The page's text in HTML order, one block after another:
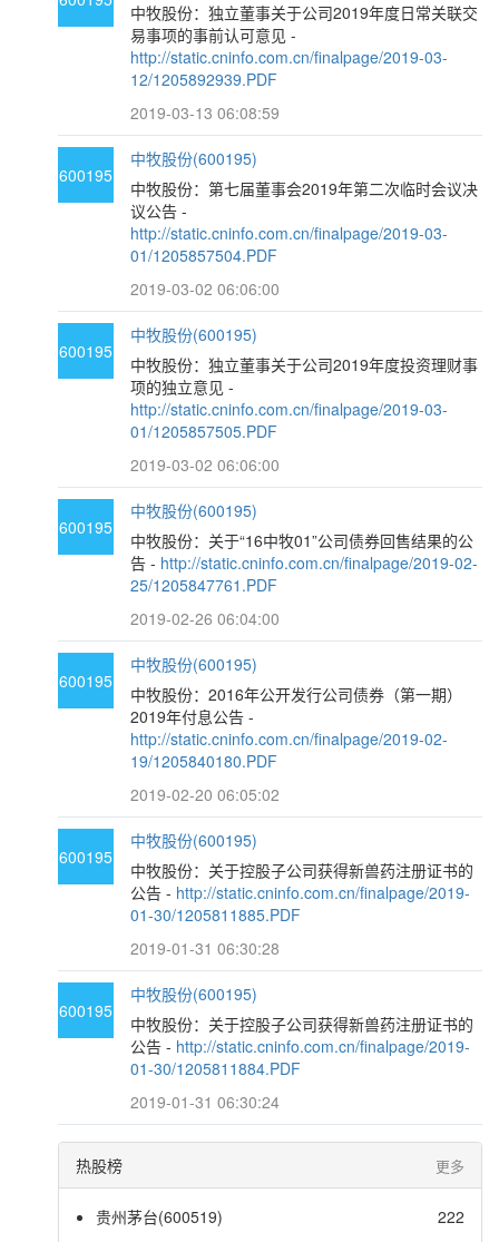
中牧股份：独立董事关于公司2019年度日常关联交
易事项的事前认可意见 -
http://static.cninfo.com.cn/finalpage/2019-03-
12/1205892939.PDF
2019-03-13 06:08:59
600195
中牧股份(600195)
中牧股份：第七届董事会2019年第二次临时会议决
议公告 -
http://static.cninfo.com.cn/finalpage/2019-03-
01/1205857504.PDF
2019-03-02 06:06:00
600195
中牧股份(600195)
中牧股份：独立董事关于公司2019年度投资理财事
项的独立意见 -
http://static.cninfo.com.cn/finalpage/2019-03-
01/1205857505.PDF
2019-03-02 06:06:00
600195
中牧股份(600195)
中牧股份：关于“16中牧01”公司债券回售结果的公
告 - http://static.cninfo.com.cn/finalpage/2019-02-
25/1205847761.PDF
2019-02-26 06:04:00
600195
中牧股份(600195)
中牧股份：2016年公开发行公司债券（第一期）
2019年付息公告 -
http://static.cninfo.com.cn/finalpage/2019-02-
19/1205840180.PDF
2019-02-20 06:05:02
600195
中牧股份(600195)
中牧股份：关于控股子公司获得新兽药注册证书的
公告 - http://static.cninfo.com.cn/finalpage/2019-
01-30/1205811885.PDF
2019-01-31 06:30:28
600195
中牧股份(600195)
中牧股份：关于控股子公司获得新兽药注册证书的
公告 - http://static.cninfo.com.cn/finalpage/2019-
01-30/1205811884.PDF
2019-01-31 06:30:24
热股榜 更多
贵州茅台(600519)
222